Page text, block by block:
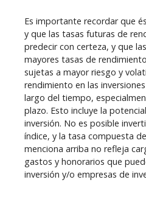
Es importante recordar que
y que las tasas futuras de
predecir con certeza, y que
mayores tasas de
sujetas a mayor riesgo y
rendimiento en las
largo del tiempo,
plazo. Esto incluye la
inversión. No es posible
índice, y la tasa compuesta
menciona arriba no refleja
gastos y honorarios que
inversión y/o empresas de